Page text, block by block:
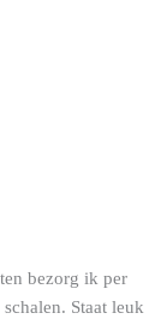
bezorg ik per
Staat leuk